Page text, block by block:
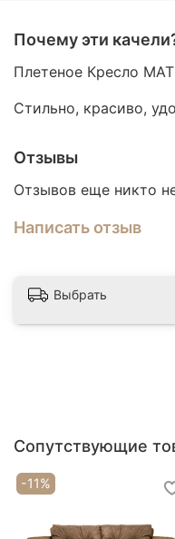
Плетение
диаметром 5мм
каркаса
Почему эти
Плетеное Кресло
Стильно, красиво,
Отзывы
Отзывов еще никто
Написать отзыв
Выбрать
Сопутствующие
-11%